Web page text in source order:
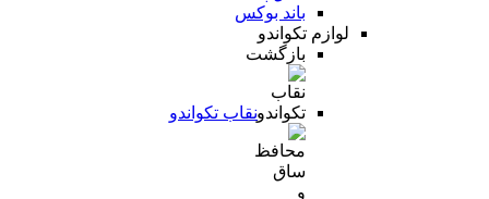
باند بوکس
لوازم تکواندو
بازگشت
نقاب تکواندو